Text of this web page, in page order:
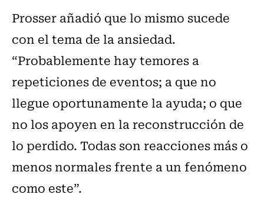
Prosser añadió que lo mismo sucede
con el tema de la ansiedad.
“Probablemente hay temores a
repeticiones de eventos; a que no
llegue oportunamente la ayuda; o que
no los apoyen en la reconstrucción de
lo perdido. Todas son reacciones más o
menos normales frente a un fenómeno
como este”.